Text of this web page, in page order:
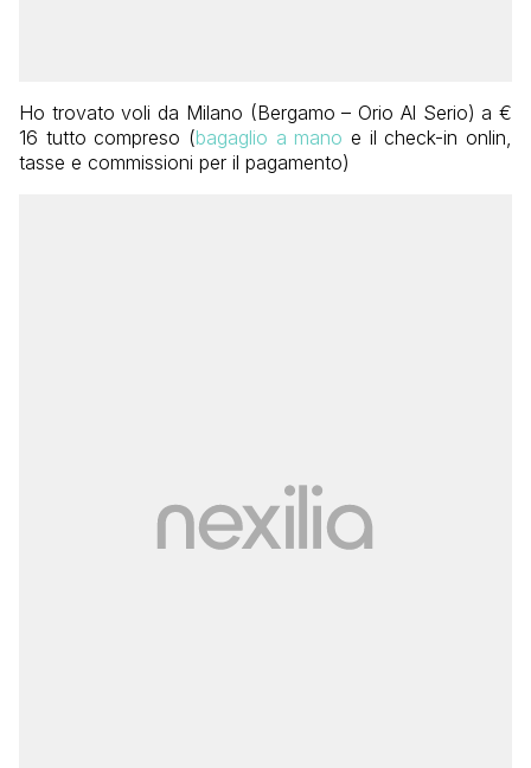
Ho trovato voli da Milano (Bergamo – Orio Al Serio) a €
16 tutto compreso (bagaglio a mano e il check-in onlin,
tasse e commissioni per il pagamento)